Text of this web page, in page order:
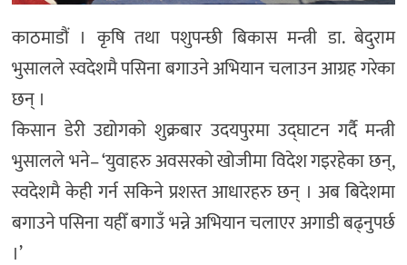
काठमाडौं । कृषि तथा पशुपन्छी बिकास मन्त्री डा. बेदुराम
भुसालले स्वदेशमै पसिना बगाउने अभियान चलाउन आग्रह गरेका
छन् ।
किसान डेरी उद्योगको शुक्रबार उदयपुरमा उद्घाटन गर्दै मन्त्री
भुसालले भने– ‘युवाहरु अवसरको खोजीमा विदेश गइरहेका छन्,
स्वदेशमै केही गर्न सकिने प्रशस्त आधारहरु छन् । अब बिदेशमा
बगाउने पसिना यहीँ बगाउँ भन्ने अभियान चलाएर अगाडी बढ्नुपर्छ
।’